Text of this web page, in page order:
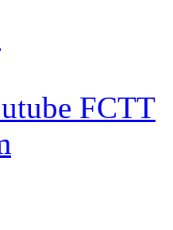
FCTT